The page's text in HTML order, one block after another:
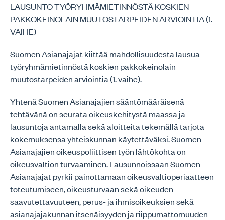
LAUSUNTO TYÖRYHMÄMIETINNÖSTÄ KOSKIEN
PAKKOKEINOLAIN MUUTOSTARPEIDEN ARVIOINTIA (1.
VAIHE)
Suomen Asianajajat kiittää mahdollisuudesta lausua
työryhmämietinnöstä koskien pakkokeinolain
muutostarpeiden arviointia (1. vaihe).
Yhtenä Suomen Asianajajien sääntömääräisenä
tehtävänä on seurata oikeuskehitystä maassa ja
lausuntoja antamalla sekä aloitteita tekemällä tarjota
kokemuksensa yhteiskunnan käytettäväksi. Suomen
Asianajajien oikeuspoliittisen työn lähtökohta on
oikeusvaltion turvaaminen. Lausunnoissaan Suomen
Asianajajat pyrkii painottamaan oikeusvaltioperiaatteen
toteutumiseen, oikeusturvaan sekä oikeuden
saavutettavuuteen, perus- ja ihmisoikeuksien sekä
asianajajakunnan itsenäisyyden ja riippumattomuuden